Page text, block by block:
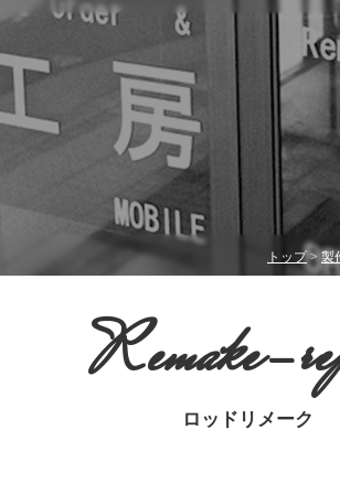
トップ> 製
Remake-
ロッドリメーク